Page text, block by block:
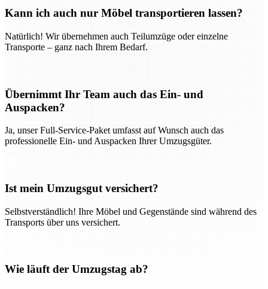
Kann ich auch nur Möbel transportieren lassen?
Natürlich! Wir übernehmen auch Teilumzüge oder einzelne
Transporte – ganz nach Ihrem Bedarf.
Übernimmt Ihr Team auch das Ein- und
Auspacken?
Ja, unser Full-Service-Paket umfasst auf Wunsch auch das
professionelle Ein- und Auspacken Ihrer Umzugsgüter.
Ist mein Umzugsgut versichert?
Selbstverständlich! Ihre Möbel und Gegenstände sind während des
Transports über uns versichert.
Wie läuft der Umzugstag ab?